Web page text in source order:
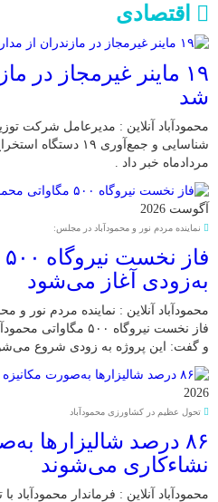
اقتصادی
۱۹ ماینر غیرمجاز در
شد
محمودآباد آنلاین : مدیرعامل شرکت
شناسایی و جمع‌آوری
مردادماه خبر داد .
آگوست 2026
نماینده مردم نور و محمودآباد در مجلس:
به‌زودی آغاز می‌شود
محمودآباد آنلاین : نماینده مردم نور و
و گفت: این پروژه به زودی شروع
2026
تحول عظیم در کشاورزی محمودآباد
۸۶ درصد شالیزارها
نشاءکاری می‌شوند
محمودآباد آنلاین : فرماندار محمودآباد